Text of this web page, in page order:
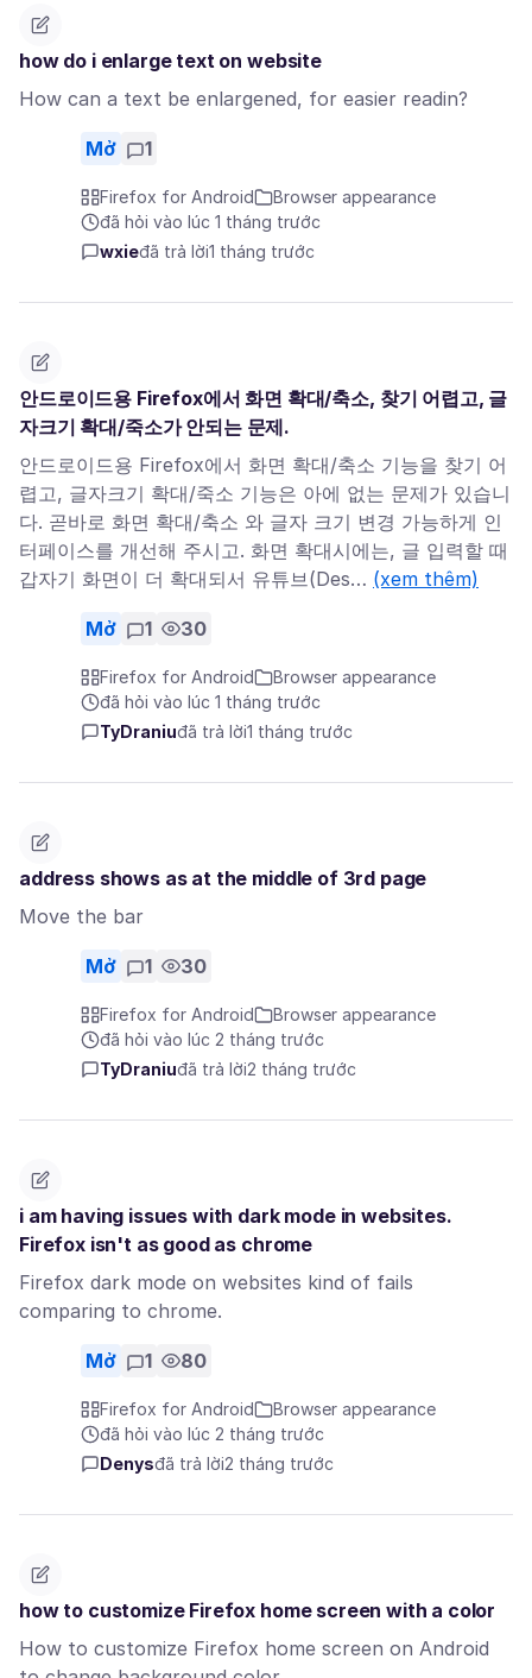
how do i enlarge text on website
How can a text be enlargened, for easier readin?
Mở 1
Firefox for Android
Browser appearance
đã hỏi vào lúc 1 tháng trước
wxieđã trả lời1 tháng trước
안드로이드용 Firefox에서 화면 확대/축소, 찾기 어렵고, 글
자크기 확대/죽소가 안되는 문제.
안드로이드용 Firefox에서 화면 확대/축소 기능을 찾기 어
렵고, 글자크기 확대/죽소 기능은 아에 없는 문제가 있습니
다. 곧바로 화면 확대/축소 와 글자 크기 변경 가능하게 인
터페이스를 개선해 주시고. 화면 확대시에는, 글 입력할 때
갑자기 화면이 더 확대되서 유튜브(Des… (xem thêm)
Mở 1 30
Firefox for Android
Browser appearance
đã hỏi vào lúc 1 tháng trước
TyDraniuđã trả lời1 tháng trước
address shows as at the middle of 3rd page
Move the bar
Mở 1 30
Firefox for Android
Browser appearance
đã hỏi vào lúc 2 tháng trước
TyDraniuđã trả lời2 tháng trước
i am having issues with dark mode in websites.
Firefox isn't as good as chrome
Firefox dark mode on websites kind of fails
comparing to chrome.
Mở 1 80
Firefox for Android
Browser appearance
đã hỏi vào lúc 2 tháng trước
Denysđã trả lời2 tháng trước
how to customize Firefox home screen with a color
How to customize Firefox home screen on Android